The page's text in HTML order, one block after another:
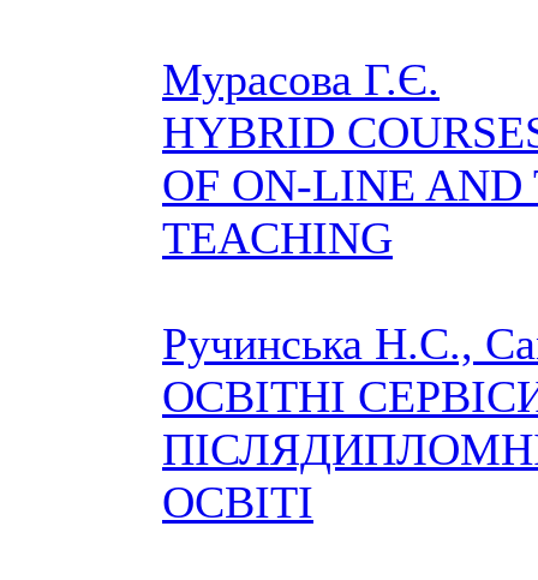
Мурасова Г.Є.
HYBRID
OF ON-LINE
TEACHING
Ручинська Н.С.,
ОСВІТНІ
ОСВІТІ